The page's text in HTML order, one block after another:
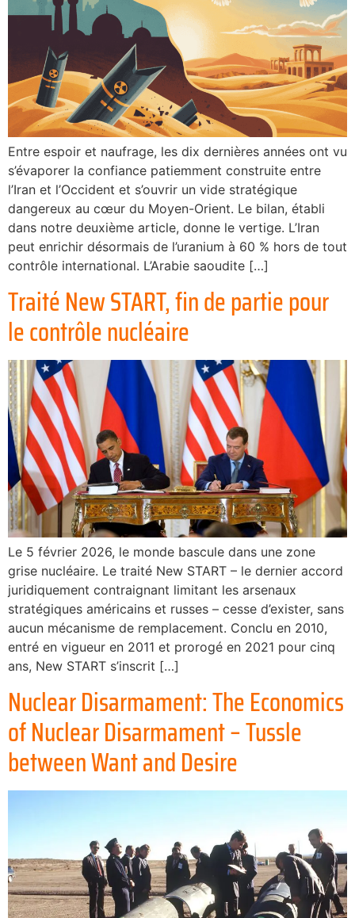
Entre espoir et naufrage, les dix dernières années ont vu
s’évaporer la confiance patiemment construite entre
l’Iran et l’Occident et s’ouvrir un vide stratégique
dangereux au cœur du Moyen-Orient. Le bilan, établi
dans notre deuxième article, donne le vertige. L’Iran
peut enrichir désormais de l’uranium à 60 % hors de tout
contrôle international. L’Arabie saoudite […]
Traité New START, fin de partie pour
le contrôle nucléaire
Le 5 février 2026, le monde bascule dans une zone
grise nucléaire. Le traité New START – le dernier accord
juridiquement contraignant limitant les arsenaux
stratégiques américains et russes – cesse d’exister, sans
aucun mécanisme de remplacement. Conclu en 2010,
entré en vigueur en 2011 et prorogé en 2021 pour cinq
ans, New START s’inscrit […]
Nuclear Disarmament: The Economics
of Nuclear Disarmament – Tussle
between Want and Desire